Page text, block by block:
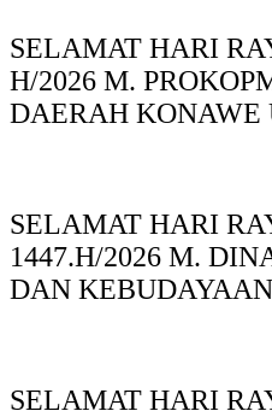
SELAMAT HARI
H/2026 M.
DAERAH KONAWE
SELAMAT HARI
1447.H/2026 M.
DAN
SELAMAT HARI